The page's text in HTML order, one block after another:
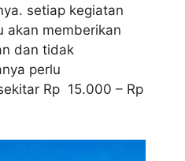
setiap kegiatan
akan memberikan
dan tidak
perlu
Rp 15.000 – Rp